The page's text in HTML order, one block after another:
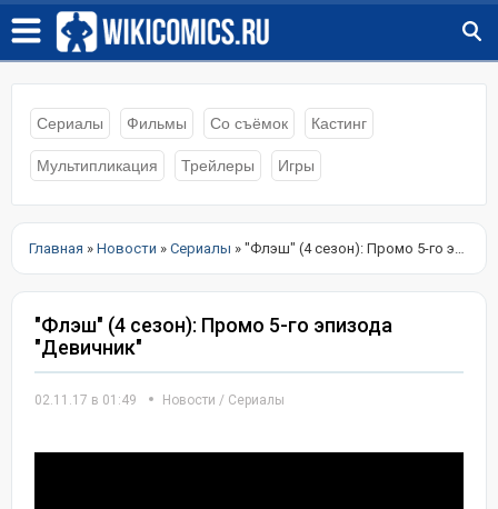
Сериалы Фильмы Со съёмок Кастинг
Мультипликация Трейлеры Игры
Главная » Новости » Сериалы » "Флэш" (4 сезон): Промо 5-го эпизода "Девичник"
"Флэш" (4 сезон): Промо 5-го эпизода
"Девичник"
02.11.17 в 01:49 Новости / Сериалы